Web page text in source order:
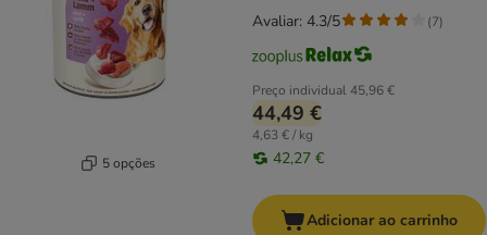
5 opções
Preço individual45,96 €
44,49 €
4,63 € / kg
42,27 €
Avaliar: 4.3/5 (7)
Adicionar ao carrinho